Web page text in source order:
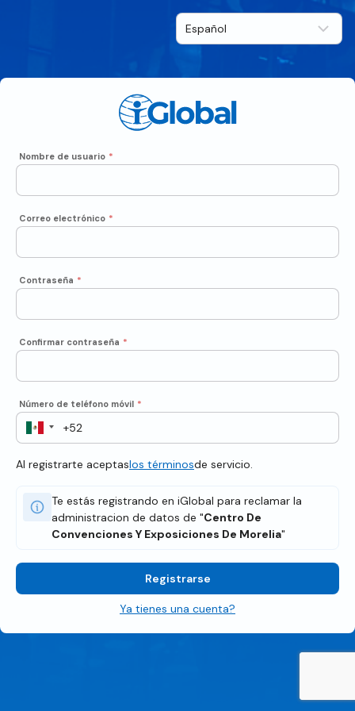
Nombre de usuario *
Correo electrónico *
Contraseña *
Confirmar contraseña *
Número de teléfono móvil *
Al registrarte aceptaslos términosde servicio.
Te estás registrando en iGlobal para reclamar la
administracion de datos de "Centro De
Convenciones Y Exposiciones De Morelia"
Registrarse
Ya tienes una cuenta?